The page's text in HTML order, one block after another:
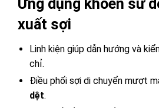
Ứng dụng khoen sứ
xuất sợi
Linh kiện giúp dẫn hướng và
chỉ.
Điều phối sợi di chuyển mượt
dệt.